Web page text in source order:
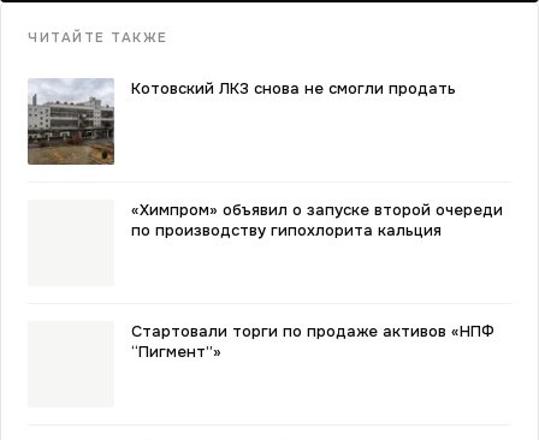
ЧИТАЙТЕ ТАКЖЕ
Котовский ЛКЗ снова не смогли продать
«Химпром» объявил о запуске второй очереди
по производству гипохлорита кальция
Стартовали торги по продаже активов «НПФ
“Пигмент”»